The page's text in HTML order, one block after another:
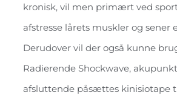
kronisk, vil men primært ved
afstresse lårets muskler og sener
Derudover vil der også kunne
Radierende Shockwave,
afsluttende påsættes kinisiotape